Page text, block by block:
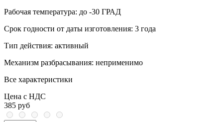
Рабочая температура: до -30 ГРАД
Срок годности от даты изготовления: 3 года
Тип действия: активный
Механизм разбрасывания: неприменимо
Все характеристики
Цена с НДС
385 руб